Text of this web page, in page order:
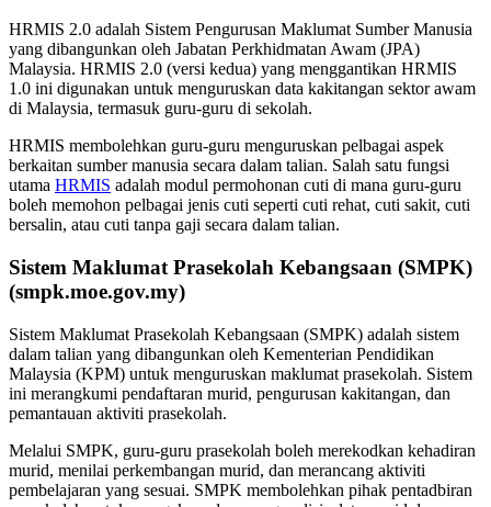
HRMIS 2.0 adalah Sistem Pengurusan Maklumat Sumber Manusia
yang dibangunkan oleh Jabatan Perkhidmatan Awam (JPA)
Malaysia. HRMIS 2.0 (versi kedua) yang menggantikan HRMIS
1.0 ini digunakan untuk menguruskan data kakitangan sektor awam
di Malaysia, termasuk guru-guru di sekolah.
HRMIS membolehkan guru-guru menguruskan pelbagai aspek
berkaitan sumber manusia secara dalam talian. Salah satu fungsi
utama HRMIS adalah modul permohonan cuti di mana guru-guru
boleh memohon pelbagai jenis cuti seperti cuti rehat, cuti sakit, cuti
bersalin, atau cuti tanpa gaji secara dalam talian.
Sistem Maklumat Prasekolah Kebangsaan (SMPK)
(smpk.moe.gov.my)
Sistem Maklumat Prasekolah Kebangsaan (SMPK) adalah sistem
dalam talian yang dibangunkan oleh Kementerian Pendidikan
Malaysia (KPM) untuk menguruskan maklumat prasekolah. Sistem
ini merangkumi pendaftaran murid, pengurusan kakitangan, dan
pemantauan aktiviti prasekolah.
Melalui SMPK, guru-guru prasekolah boleh merekodkan kehadiran
murid, menilai perkembangan murid, dan merancang aktiviti
pembelajaran yang sesuai. SMPK membolehkan pihak pentadbiran